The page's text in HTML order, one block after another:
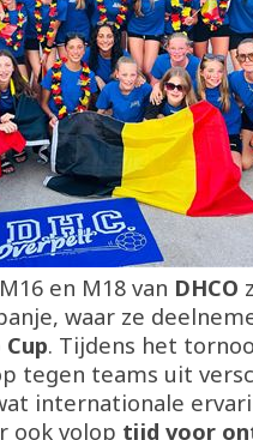
en M18 van DHCO
waar ze
. Tijdens het
tegen teams uit
internationale
ook volop tijd voor